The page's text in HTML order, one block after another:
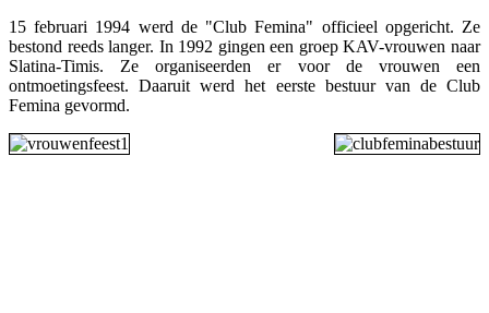
15 februari 1994 werd de "Club Femina" officieel opgericht. Ze
bestond reeds langer. In 1992 gingen een groep KAV-vrouwen naar
Slatina-Timis. Ze organiseerden er voor de vrouwen een
ontmoetingsfeest. Daaruit werd het eerste bestuur van de Club
Femina gevormd.